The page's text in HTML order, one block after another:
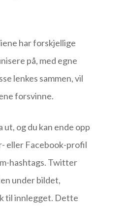
har forskjellige
på, med egne
lenkes sammen, vil
forsvinne.
ut, og du kan ende opp
eller Facebook-profil
hashtags. Twitter
under bildet,
til innlegget. Dette